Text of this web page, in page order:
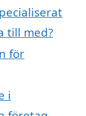
till med?
för
i